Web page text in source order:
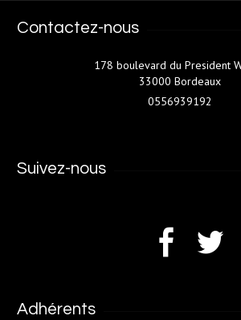
Contactez-nous
178 boulevard du President
33000 Bordeaux
0556939192
Suivez-nous
Adhérents